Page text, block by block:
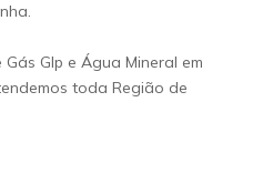
Glp e Água Mineral em
toda Região de